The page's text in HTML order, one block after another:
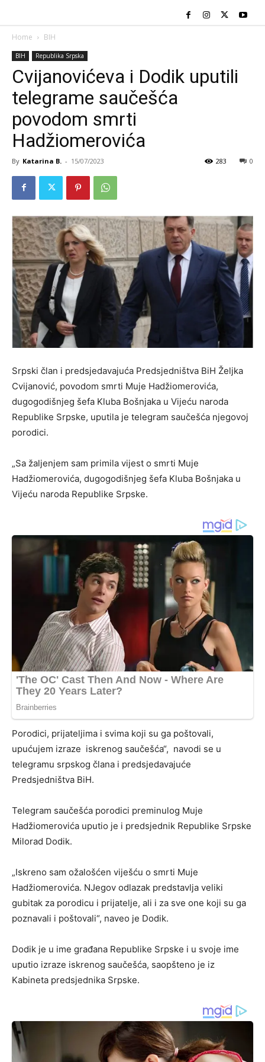
Home BIH
BIH Republika Srpska
Cvijanovićeva i Dodik uputili
telegrame saučešća
povodom smrti
Hadžiomerovića
By Katarina B. - 15/07/2023 0
283
Srpski član i predsjedavajuća Predsjedništva BiH Željka
Cvijanović, povodom smrti Muje Hadžiomerovića,
dugogodišnjeg šefa Kluba Bošnjaka u Vijeću naroda
Republike Srpske, uputila je telegram saučešća njegovoj
porodici.
„Sa žaljenjem sam primila vijest o smrti Muje
Hadžiomerovića, dugogodišnjeg šefa Kluba Bošnjaka u
Vijeću naroda Republike Srpske.
Porodici, prijateljima i svima koji su ga poštovali,
upućujem izraze iskrenog saučešća“, navodi se u
telegramu srpskog člana i predsjedavajuće
Predsjedništva BiH.
Telegram saučešća porodici preminulog Muje
Hadžiomerovića uputio je i predsjednik Republike Srpske
Milorad Dodik.
„Iskreno sam ožalošćen viješću o smrti Muje
Hadžiomerovića. NJegov odlazak predstavlja veliki
gubitak za porodicu i prijatelje, ali i za sve one koji su ga
poznavali i poštovali“, naveo je Dodik.
Dodik je u ime građana Republike Srpske i u svoje ime
uputio izraze iskrenog saučešća, saopšteno je iz
Kabineta predsjednika Srpske.